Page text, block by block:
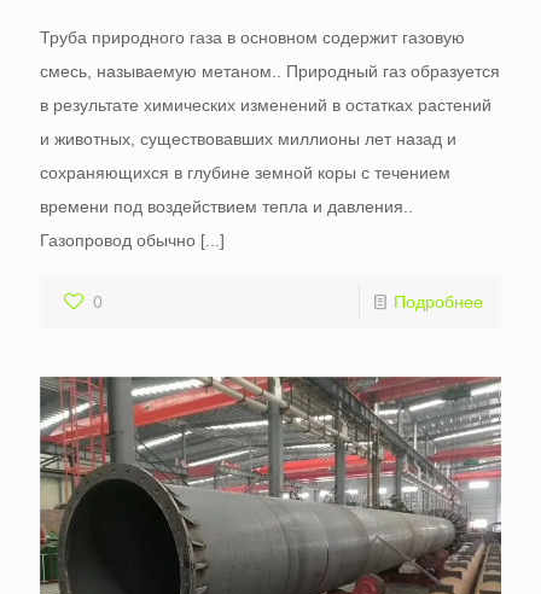
Труба природного газа в основном содержит газовую
смесь, называемую метаном.. Природный газ образуется
в результате химических изменений в остатках растений
и животных, существовавших миллионы лет назад и
сохраняющихся в глубине земной коры с течением
времени под воздействием тепла и давления..
Газопровод обычно [...]
0 Подробнее